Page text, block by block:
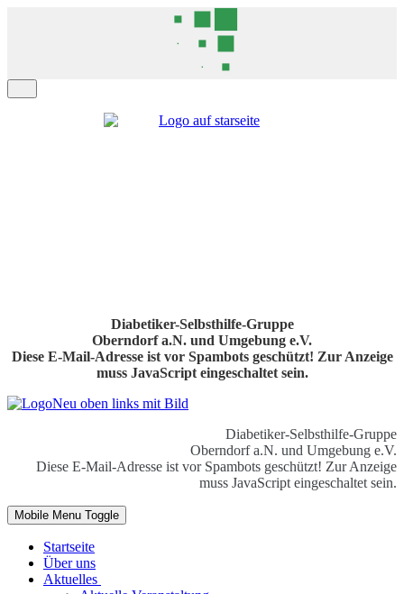
Diabetiker-Selbsthilfe-Gruppe
Oberndorf a.N. und Umgebung e.V.
Diese E-Mail-Adresse ist vor Spambots geschützt! Zur Anzeige
muss JavaScript eingeschaltet sein.
Diabetiker-Selbsthilfe-Gruppe
Oberndorf a.N. und Umgebung e.V.
Diese E-Mail-Adresse ist vor Spambots geschützt! Zur Anzeige
muss JavaScript eingeschaltet sein.
Mobile Menu Toggle
Startseite
Über uns
Aktuelles